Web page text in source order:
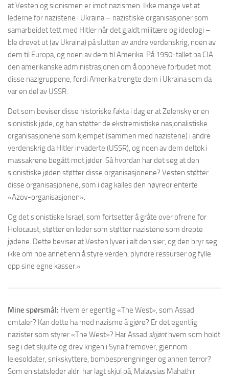
at Vesten og sionismen er imot nazismen. Ikke mange vet at
lederne for nazistene i Ukraina – nazistiske organisasjoner som
samarbeidet tett med Hitler når det gjaldt militære og ideologi –
ble drevet ut (av Ukraina) på slutten av andre verdenskrig, noen av
dem til Europa, og noen av dem til Amerika. På 1950-tallet ba CIA
den amerikanske administrasjonen om å oppheve forbudet mot
disse nazigruppene, fordi Amerika trengte dem i Ukraina som da
var en del av USSR.
Det som beviser disse historiske fakta i dag er at Zelensky er en
sionistisk jøde, og han støtter de ekstremistiske nasjonalistiske
organisasjonene som kjempet (sammen med nazistene) i andre
verdenskrig da Hitler invaderte (USSR), og noen av dem deltok i
massakrene begått mot jøder. Så hvordan har det seg at den
sionistiske jøden støtter disse organisasjonene? Vesten støtter
disse organisasjonene, som i dag kalles den høyreorienterte
«Azov-organisasjonen».
Og det sionistiske Israel, som fortsetter å gråte over ofrene for
Holocaust, støtter en leder som støtter nazistene som drepte
jødene. Dette beviser at Vesten lyver i alt den sier, og den bryr seg
ikke om noe annet enn å styre verden, plyndre ressurser og fylle
opp sine egne kasser.»
Mine spørsmål: Hvem er egentlig «The West», som Assad
omtaler? Kan dette ha med nazisme å gjøre? Er det egentlig
nazister som styrer «The West»? Har Assad skjønthvem som holdt
seg i det skjulte og drev krigen i Syria fremover, gjennom
leiesoldater, snikskyttere, bombesprengninger og annen terror?
Som en statsleder aldri har lagt skjul på, Malaysias Mahathir